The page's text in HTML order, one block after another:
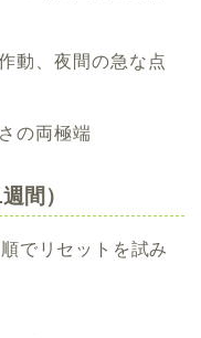
動、夜間の急な点
の両極端
間）
でリセットを試み